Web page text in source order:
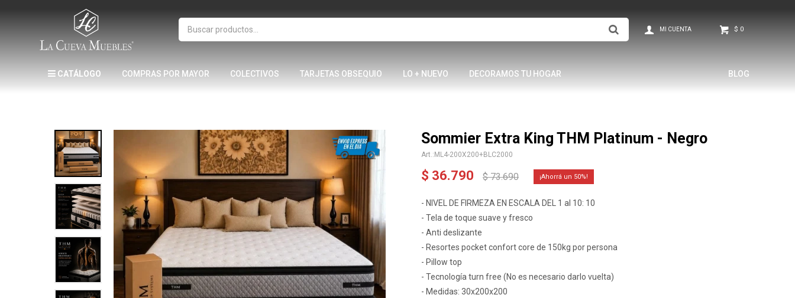
CATÁLOGO COMPRAS POR MAYOR COLECTIVOS TARJETAS OBSEQUIO LO + NUEVO DECORAMOS TU HOGAR BLOG
$ 0
Sommier Extra King THM Platinum - Negro
ML4-200X200+BLC2000
$ 36.790 $ 73.690 50
- NIVEL DE FIRMEZA EN ESCALA DEL 1 al 10: 10
- Tela de toque suave y fresco
- Anti deslizante
- Resortes pocket confort core de 150kg por persona
- Pillow top
- Tecnología turn free (No es necesario darlo vuelta)
- Medidas: 30x200x200